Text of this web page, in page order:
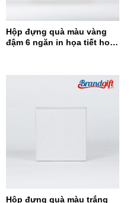
Hộp đựng quà màu vàng
đậm 6 ngăn in họa tiết hoa
Hộp đựng quà màu trắng